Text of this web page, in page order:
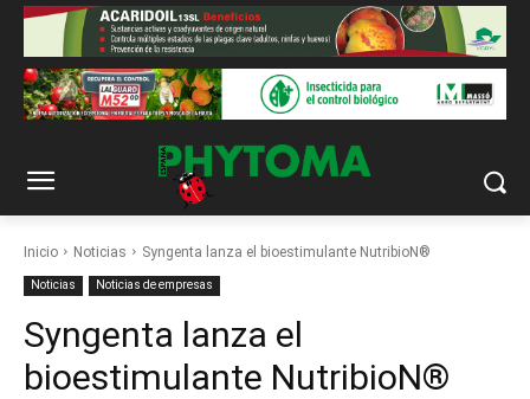
Inicio Noticias Syngenta lanza el bioestimulante NutribioN®
Noticias Noticias de empresas
Syngenta lanza el
bioestimulante NutribioN®